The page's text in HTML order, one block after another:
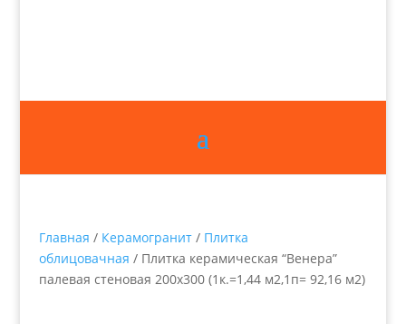
Главная / Керамогранит/ Плитка
облицовачная / Плитка керамическая “Венера”
палевая стеновая 200х300 (1к.=1,44 м2,1п= 92,16 м2)